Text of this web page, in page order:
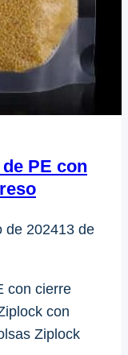
PE con
de 202413 de
con cierre
con
Ziplock